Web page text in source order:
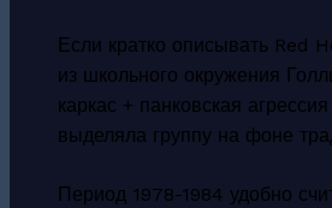
Если кратко описывать Red
из школьного окружения
каркас + панковская
выделяла группу на фоне
Период 1978-1984 удобно